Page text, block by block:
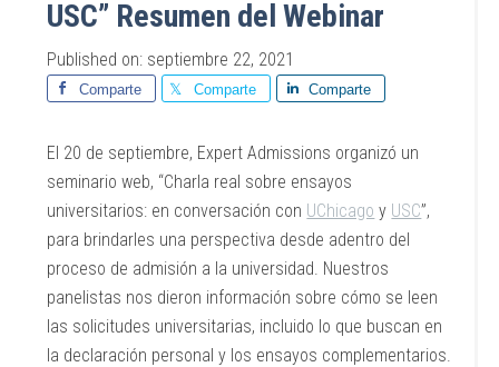
USC” Resumen del Webinar
Published on: septiembre 22, 2021
Comparte Comparte Comparte
El 20 de septiembre, Expert Admissions organizó un
seminario web, “Charla real sobre ensayos
universitarios: en conversación con UChicago y USC”,
para brindarles una perspectiva desde adentro del
proceso de admisión a la universidad. Nuestros
panelistas nos dieron información sobre cómo se leen
las solicitudes universitarias, incluido lo que buscan en
la declaración personal y los ensayos complementarios.